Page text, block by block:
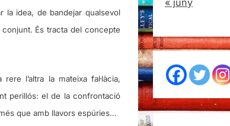
la idea, de bandejar qualsevol
És tracta del concepte
l’altra la mateixa fal·làcia,
perillós: el de la confrontació
que amb llavors espúries…
« juny